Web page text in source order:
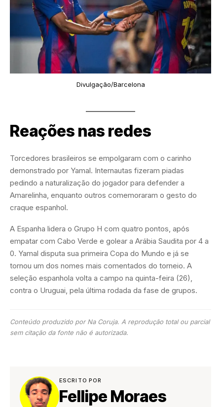
Divulgação/Barcelona
Reações nas redes
Torcedores brasileiros se empolgaram com o carinho
demonstrado por Yamal. Internautas fizeram piadas
pedindo a naturalização do jogador para defender a
Amarelinha, enquanto outros comemoraram o gesto do
craque espanhol.
A Espanha lidera o Grupo H com quatro pontos, após
empatar com Cabo Verde e golear a Arábia Saudita por 4 a
0. Yamal disputa sua primeira Copa do Mundo e já se
tornou um dos nomes mais comentados do torneio. A
seleção espanhola volta a campo na quinta-feira (26),
contra o Uruguai, pela última rodada da fase de grupos.
Conteúdo produzido por Na Coruja. A reprodução total ou parcial
sem citação da fonte não é autorizada.
ESCRITO POR
Fellipe Moraes